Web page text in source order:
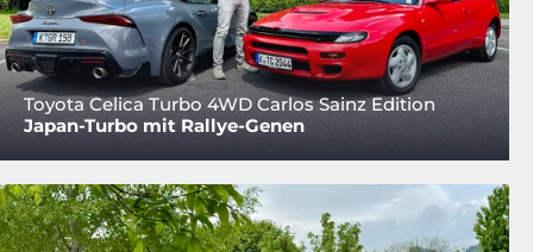
Toyota Celica Turbo 4WD Carlos Sainz Edition
Japan-Turbo mit Rallye-Genen